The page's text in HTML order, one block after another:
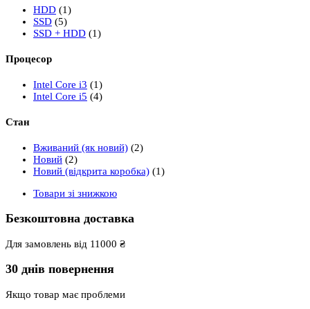
HDD (1)
SSD (5)
SSD + HDD (1)
Процесор
Intel Core i3 (1)
Intel Core i5 (4)
Стан
Вживаний (як новий) (2)
Новий (2)
Новий (відкрита коробка) (1)
Товари зі знижкою
Безкоштовна доставка
Для замовлень від 11000 ₴
30 днів повернення
Якщо товар має проблеми